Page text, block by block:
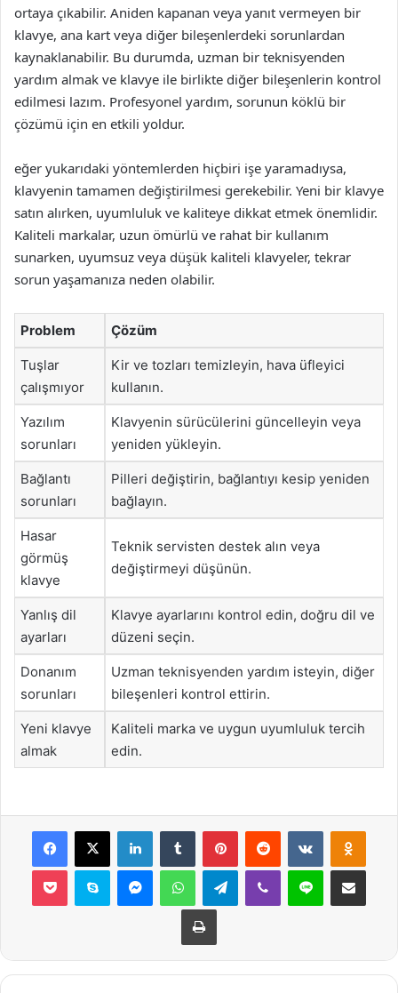
ortaya çıkabilir. Aniden kapanan veya yanıt vermeyen bir
klavye, ana kart veya diğer bileşenlerdeki sorunlardan
kaynaklanabilir. Bu durumda, uzman bir teknisyenden
yardım almak ve klavye ile birlikte diğer bileşenlerin kontrol
edilmesi lazım. Profesyonel yardım, sorunun köklü bir
çözümü için en etkili yoldur.
eğer yukarıdaki yöntemlerden hiçbiri işe yaramadıysa,
klavyenin tamamen değiştirilmesi gerekebilir. Yeni bir klavye
satın alırken, uyumluluk ve kaliteye dikkat etmek önemlidir.
Kaliteli markalar, uzun ömürlü ve rahat bir kullanım
sunarken, uyumsuz veya düşük kaliteli klavyeler, tekrar
sorun yaşamanıza neden olabilir.
Problem Çözüm
Tuşlar
çalışmıyor
Kir ve tozları temizleyin, hava üfleyici
kullanın.
Yazılım
sorunları
Klavyenin sürücülerini güncelleyin veya
yeniden yükleyin.
Bağlantı
sorunları
Pilleri değiştirin, bağlantıyı kesip yeniden
bağlayın.
Hasar
görmüş
klavye
Teknik servisten destek alın veya
değiştirmeyi düşünün.
Yanlış dil
ayarları
Klavye ayarlarını kontrol edin, doğru dil ve
düzeni seçin.
Donanım
sorunları
Uzman teknisyenden yardım isteyin, diğer
bileşenleri kontrol ettirin.
Yeni klavye
almak
Kaliteli marka ve uygun uyumluluk tercih
edin.
Facebook
X LinkedInTumblr PinterestReddit VKontakte
Pocket Skype MessengerWhatsAppTelegramViber Line E-Posta ile
Yazdır